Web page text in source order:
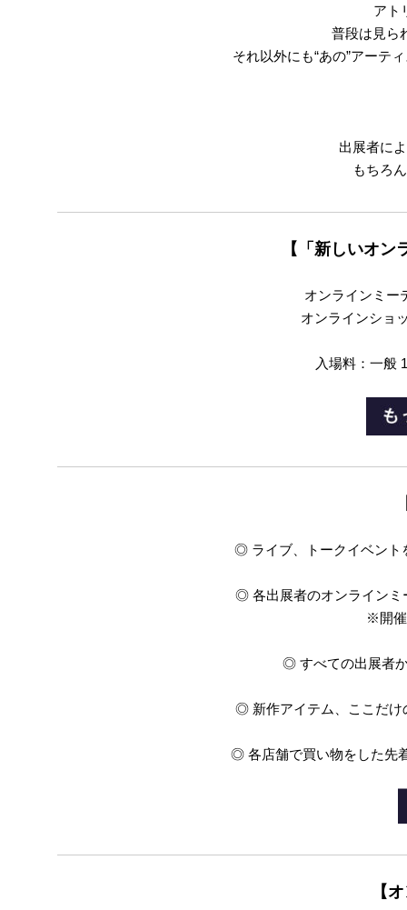
アト
普段は見ら
それ以外にも“あの”アーテ
出展者に
もちろ
【「新しいオ
オンラインミー
オンラインショ
入場料：一般
◎ ライブ、トークイベント
◎ 各出展者のオンラインミ
※開催
◎ すべての出展者
◎ 新作アイテム、ここだけ
◎ 各店舗で買い物をした先
【